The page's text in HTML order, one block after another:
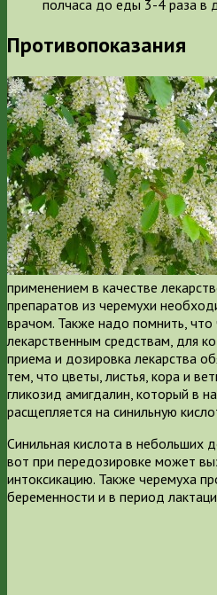
полчаса до еды 3-4 раза в
Противопоказания
применением в качестве
препаратов из черемухи
врачом. Также надо помнить, что
лекарственным средствам, для
приема и дозировка лекарства
тем, что цветы, листья, кора и
гликозид амигдалин, который в
расщепляется на синильную
Синильная кислота в небольших
вот при передозировке может
интоксикацию. Также черемуха
беременности и в период